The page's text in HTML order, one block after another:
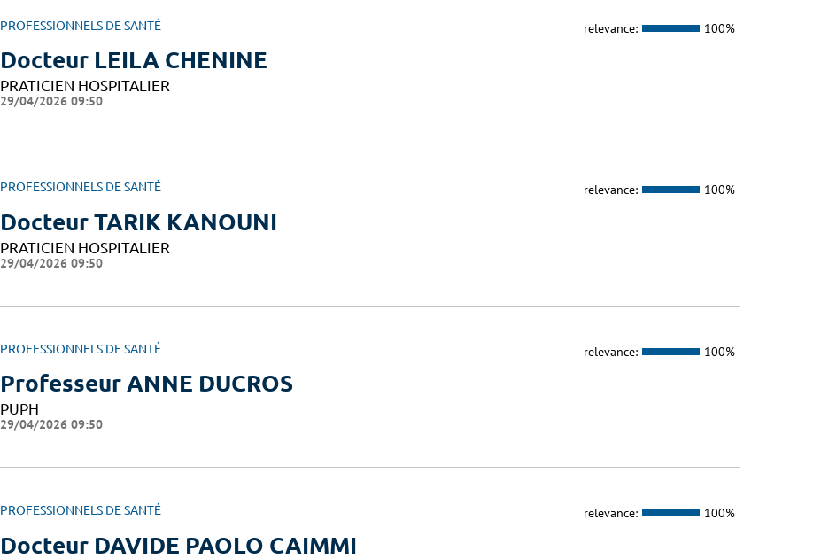
PROFESSIONNELS DE SANTÉ relevance: 100%
Docteur LEILA CHENINE
PRATICIEN HOSPITALIER
29/04/2026 09:50
PROFESSIONNELS DE SANTÉ relevance: 100%
Docteur TARIK KANOUNI
PRATICIEN HOSPITALIER
29/04/2026 09:50
PROFESSIONNELS DE SANTÉ relevance: 100%
Professeur ANNE DUCROS
PUPH
29/04/2026 09:50
PROFESSIONNELS DE SANTÉ relevance: 100%
Docteur DAVIDE PAOLO CAIMMI